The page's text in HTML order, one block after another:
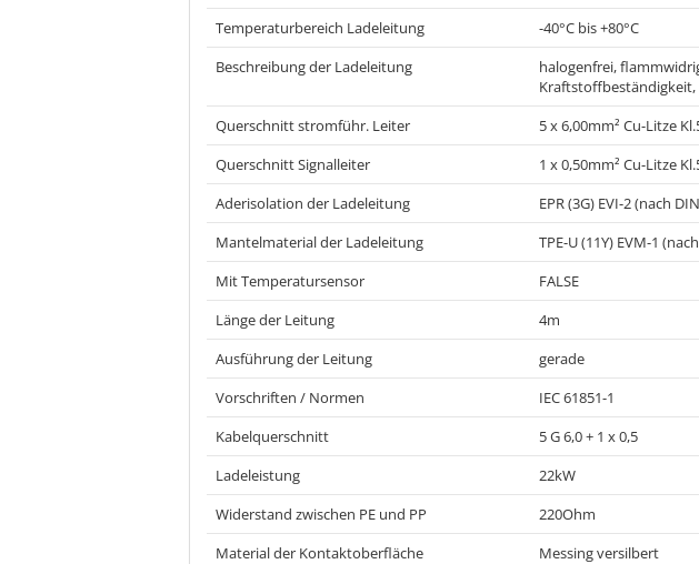
Temperaturbereich Ladeleitung
-40°C bis +80°C
Beschreibung der Ladeleitung
halogenfrei,
Querschnitt stromführ. Leiter
5 x 6,00mm² Cu-Litze
Querschnitt Signalleiter
1 x 0,50mm² Cu-Litze
Aderisolation der Ladeleitung
EPR (3G) EVI-2 (nach
Mantelmaterial der Ladeleitung
TPE-U (11Y) EVM-1
Mit Temperatursensor
FALSE
Länge der Leitung
4m
Ausführung der Leitung
gerade
Vorschriften / Normen
IEC 61851-1
Kabelquerschnitt
5 G 6,0 + 1 x 0,5
Ladeleistung
22kW
Widerstand zwischen PE und PP
220Ohm
Material der Kontaktoberfläche
Messing versilbert